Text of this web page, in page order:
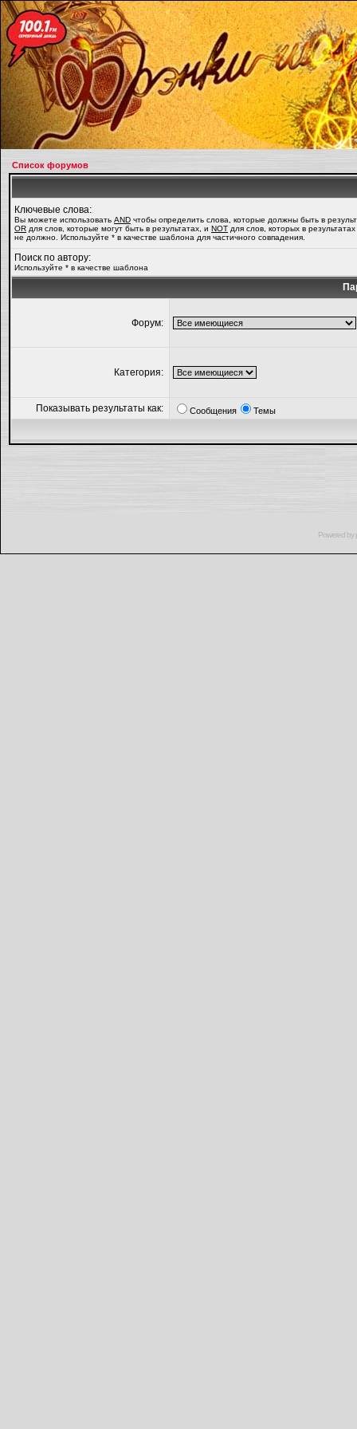
Список форумов
Ключевые слова:
Вы можете использовать AND чтобы определить слова, которые должны быть в
OR для слов, которые могут быть в результатах, и NOT для слов, которых в
не должно. Используйте * в качестве шаблона для частичного совпадения.
Поиск по автору:
Используйте * в качестве шаблона
Форум:
Категория:
Показывать результаты как: Сообщения Темы
Powered by